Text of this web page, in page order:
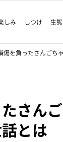
しみ しつけ 生
傷を負ったさんごち
さん
とは